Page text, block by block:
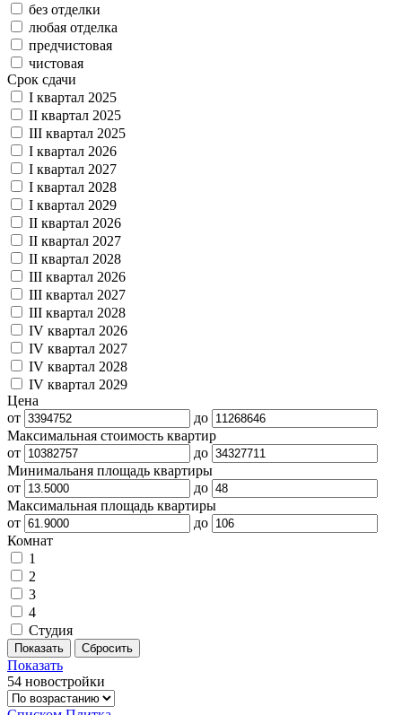
без отделки
любая отделка
предчистовая
чистовая
Срок сдачи
I квартал 2025
II квартал 2025
III квартал 2025
I квартал 2026
I квартал 2027
I квартал 2028
I квартал 2029
II квартал 2026
II квартал 2027
II квартал 2028
III квартал 2026
III квартал 2027
III квартал 2028
IV квартал 2026
IV квартал 2027
IV квартал 2028
IV квартал 2029
Цена
от
до
Максимальная стоимость квартир
от
до
Минимальаня площадь квартиры
от
до
Максимальная площадь квартиры
от
до
Комнат
1
2
3
4
Студия
Показать
54 новостройки